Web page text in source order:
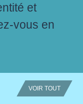
et
vous en
VOIR TOUT